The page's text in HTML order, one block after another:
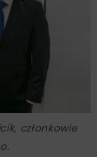
członkowie